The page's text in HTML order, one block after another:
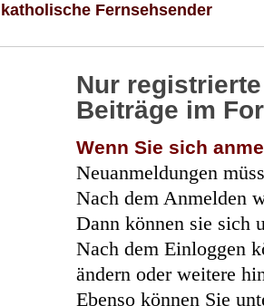
Fernsehsender
Nur
Beiträge im
Wenn Sie sich
Neuanmeldungen
Nach dem Anmelden
Dann können sie sich
Nach dem Einloggen
ändern oder weitere
Ebenso können Sie